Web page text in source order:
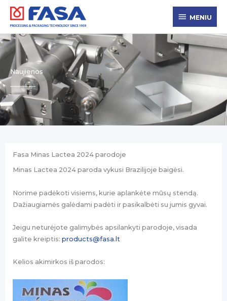
Pereiti
prie
turinio
MENIU
MENIU
Naujienos
Fasa Minas Lactea 2024 parodoje
Minas Lactea 2024 paroda vykusi Brazilijoje baigėsi.
Norime padėkoti visiems, kurie aplankėte mūsų stendą.
Dažiaugiamės galėdami padėti ir pasikalbėti su jumis gyvai.
Jeigu neturėjote galimybės apsilankyti parodoje, visada
galite kreiptis: products@fasa.lt
Kelios akimirkos iš parodos: